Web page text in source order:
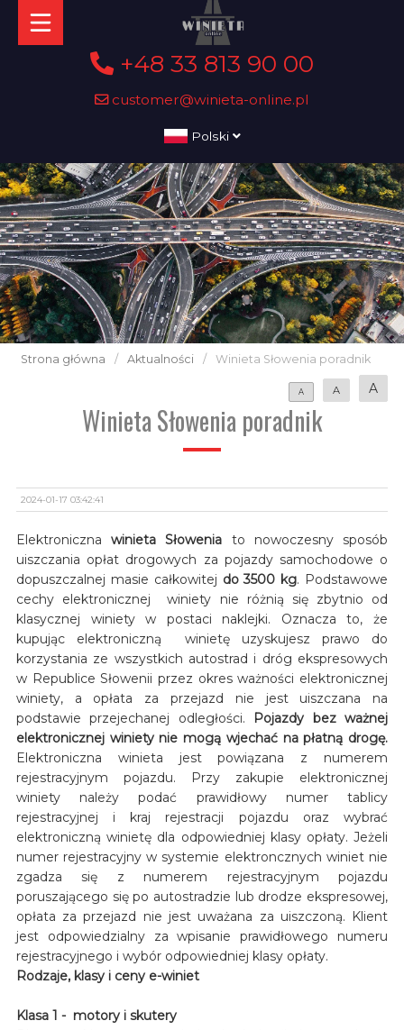
+48 33 813 90 00
customer@winieta-online.pl
Polski
Strona główna / Aktualności / Winieta Słowenia poradnik
A A A
Winieta Słowenia poradnik
2024-01-17 03:42:41
Elektronicznawinieta Słowenia to nowoczesny sposób
uiszczania opłat drogowych za pojazdy samochodowe o
dopuszczalnej masie całkowitej do 3500 kg. Podstawowe
cechy elektronicznej winiety nie różnią się zbytnio od
klasycznej winiety w postaci naklejki. Oznacza to, że
kupując elektroniczną winietę uzyskujesz prawo do
korzystania ze wszystkich autostrad i dróg ekspresowych
w Republice Słowenii przez okres ważności elektronicznej
winiety, a opłata za przejazd nie jest uiszczana na
podstawie przejechanej odległości. Pojazdy bez ważnej
elektronicznej winiety nie mogą wjechać na płatną drogę.
Elektroniczna winieta jest powiązana z numerem
rejestracyjnym pojazdu. Przy zakupie elektronicznej
winiety należy podać prawidłowy numer tablicy
rejestracyjnej i kraj rejestracji pojazdu oraz wybrać
elektroniczną winietę dla odpowiedniej klasy opłaty. Jeżeli
numer rejestracyjny w systemie elektroncznych winiet nie
zgadza się z numerem rejestracyjnym pojazdu
poruszającego się po autostradzie lub drodze ekspresowej,
opłata za przejazd nie jest uważana za uiszczoną. Klient
jest odpowiedzialny za wpisanie prawidłowego numeru
rejestracyjnego i wybór odpowiedniej klasy opłaty.
Rodzaje, klasy i ceny e-winiet
Klasa 1 - motory i skutery